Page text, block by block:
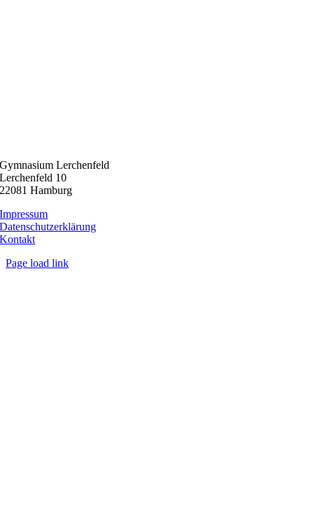
Gymnasium Lerchenfeld
Lerchenfeld 10
22081 Hamburg
Impressum
Datenschutzerklärung
Kontakt
Page load link